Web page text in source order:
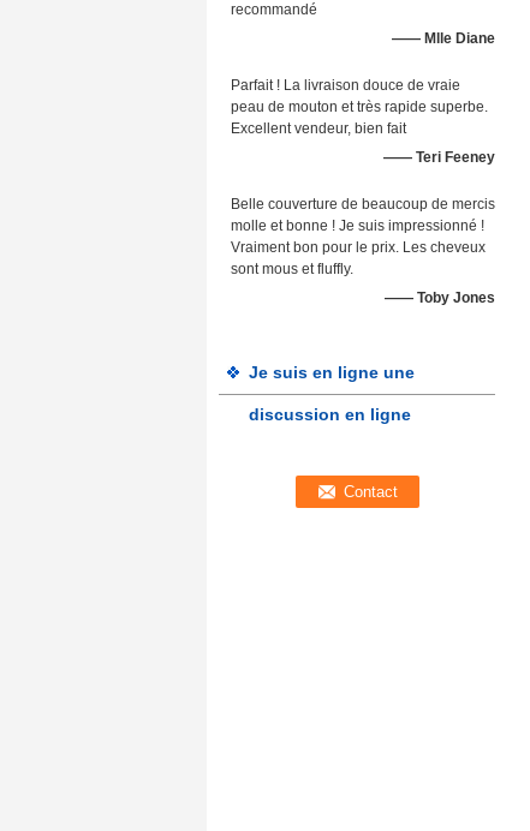
recommandé
—— Mlle Diane
Parfait ! La livraison douce de vraie
peau de mouton et très rapide superbe.
Excellent vendeur, bien fait
—— Teri Feeney
Belle couverture de beaucoup de mercis
molle et bonne ! Je suis impressionné !
Vraiment bon pour le prix. Les cheveux
sont mous et fluffly.
—— Toby Jones
Je suis en ligne une
discussion en ligne